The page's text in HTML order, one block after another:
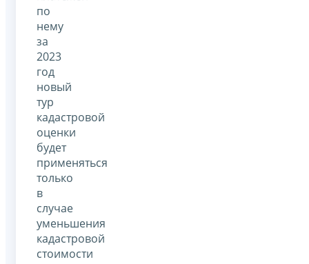
по
нему
за
2023
год
новый
тур
кадастровой
оценки
будет
применяться
только
в
случае
уменьшения
кадастровой
стоимости